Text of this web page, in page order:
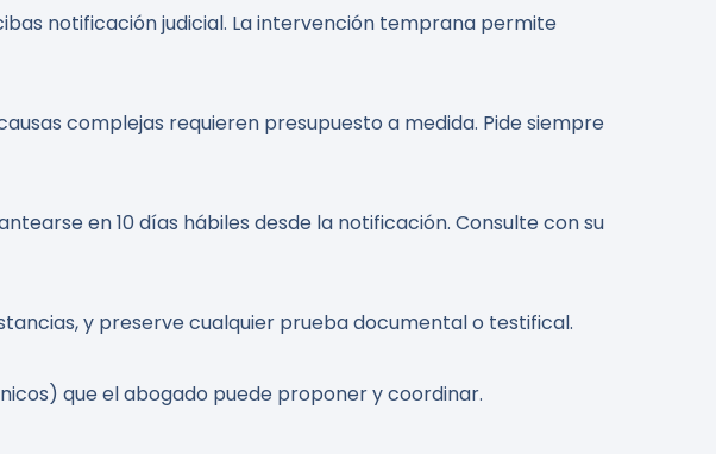
notificación judicial. La intervención temprana permite
complejas requieren presupuesto a medida. Pide siempre
en 10 días hábiles desde la notificación. Consulte con su
y preserve cualquier prueba documental o testifical.
que el abogado puede proponer y coordinar.